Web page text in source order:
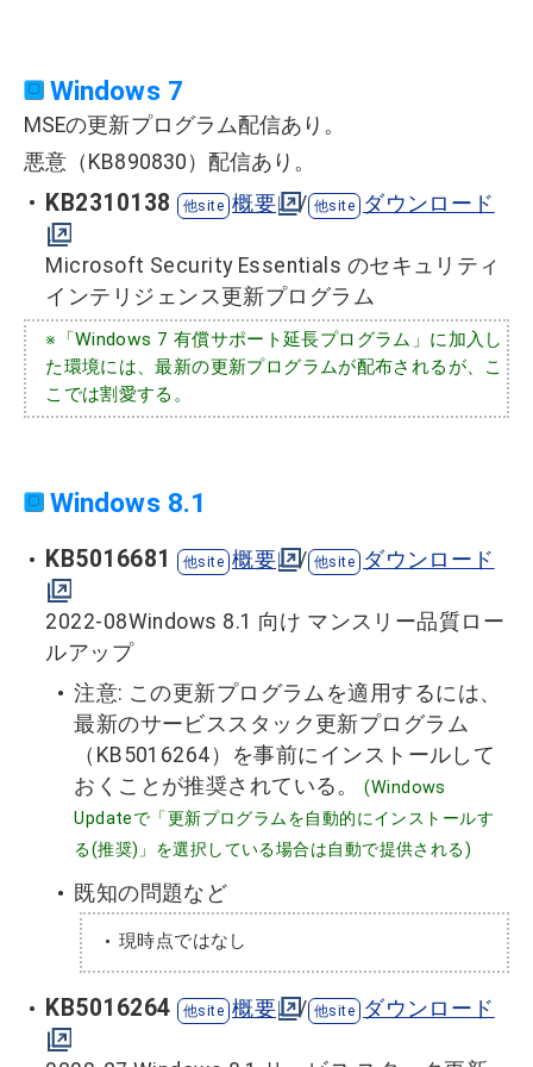
Windows 7
MSEの更新プログラム配信あり。
悪意（KB890830）配信あり。
KB2310138 概要 / ダウンロード
Microsoft Security Essentials のセキュリティ
インテリジェンス更新プログラム
※「Windows 7 有償サポート延長プログラム」に加入し
た環境には、最新の更新プログラムが配布されるが、こ
こでは割愛する。
Windows 8.1
KB5016681 概要 / ダウンロード
2022-08Windows 8.1 向け マンスリー品質ロー
ルアップ
注意: この更新プログラムを適用するには、
最新のサービススタック更新プログラム
（KB5016264）を事前にインストールして
おくことが推奨されている。(Windows
Updateで「更新プログラムを自動的にインストールす
る(推奨)」を選択している場合は自動で提供される)
既知の問題など
現時点ではなし
KB5016264 概要 / ダウンロード